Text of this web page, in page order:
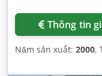
Thông tin
Năm sản xuất: 2000,